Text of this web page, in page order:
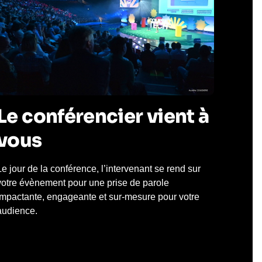
conférencier vient à
jour de la conférence, l’intervenant se rend sur
évènement pour une prise de parole
engageante et sur-mesure pour votre